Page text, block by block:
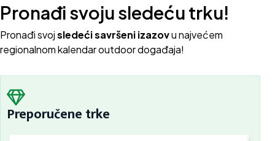
Pronađi svoju sledeću trku!
Pronađi svojsledeći savršeni izazovu najvećem
regionalnom kalendar outdoor događaja!
Preporučene trke